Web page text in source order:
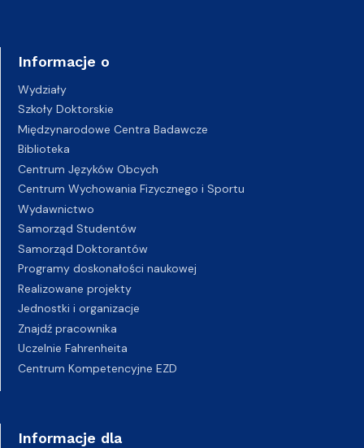
Informacje o
Wydziały
Szkoły Doktorskie
Międzynarodowe Centra Badawcze
Biblioteka
Centrum Języków Obcych
Centrum Wychowania Fizycznego i Sportu
Wydawnictwo
Samorząd Studentów
Samorząd Doktorantów
Programy doskonałości naukowej
Realizowane projekty
Jednostki i organizacje
Znajdź pracownika
Uczelnie Fahrenheita
Centrum Kompetencyjne EZD
Informacje dla